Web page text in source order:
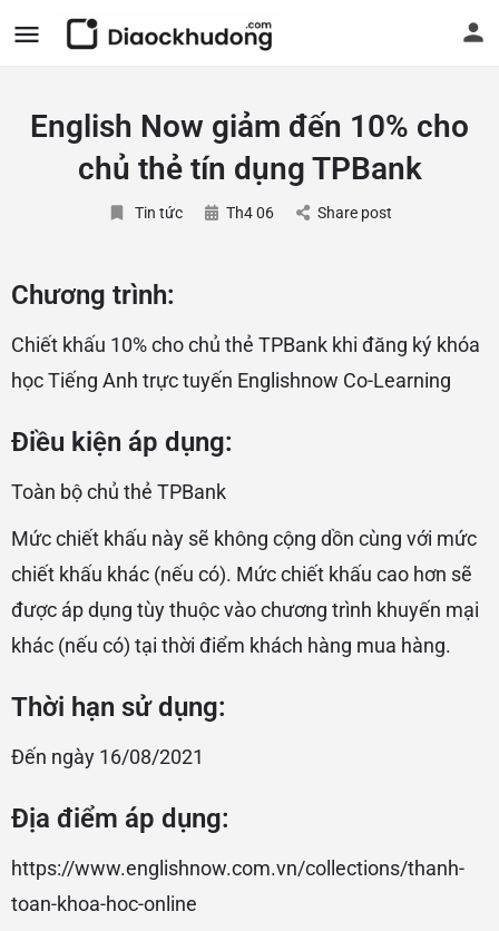
English Now giảm đến 10% cho
chủ thẻ tín dụng TPBank
Tin tức Th4 06 Share post
Chương trình:
Chiết khấu 10% cho chủ thẻ TPBank khi đăng ký khóa
học Tiếng Anh trực tuyến Englishnow Co-Learning
Điều kiện áp dụng:
Toàn bộ chủ thẻ TPBank
Mức chiết khấu này sẽ không cộng dồn cùng với mức
chiết khấu khác (nếu có). Mức chiết khấu cao hơn sẽ
được áp dụng tùy thuộc vào chương trình khuyến mại
khác (nếu có) tại thời điểm khách hàng mua hàng.
Thời hạn sử dụng:
Đến ngày 16/08/2021
Địa điểm áp dụng:
https://www.englishnow.com.vn/collections/thanh-
toan-khoa-hoc-online